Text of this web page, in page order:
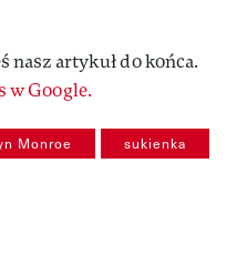
nasz artykuł do końca.
w Google.
Monroe sukienka